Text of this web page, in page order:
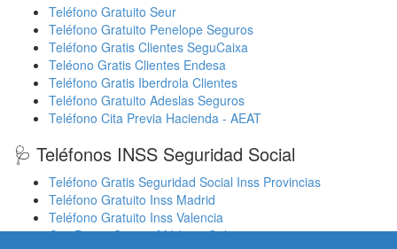
Teléfono Gratuito Seur
Teléfono Gratuito Penelope Seguros
Teléfono Gratis Clientes SeguCaixa
Teléono Gratis Clientes Endesa
Teléfono Gratis Iberdrola Clientes
Teléfono Gratuito Adeslas Seguros
Teléfono Cita Previa Hacienda - AEAT
🩺 Teléfonos INSS Seguridad Social
Teléfono Gratis Seguridad Social Inss Provincias
Teléfono Gratuito Inss Madrid
Teléfono Gratuito Inss Valencia
Cita Previa Sergas Médicos Galicia